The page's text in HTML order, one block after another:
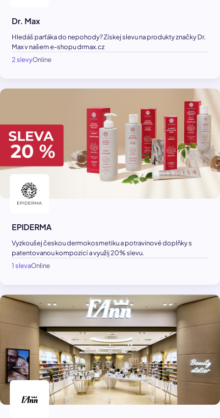
Dr. Max
Hledáš parťáka do nepohody? Získej slevu na produkty značky Dr.
Max v našem e-shopu drmax.cz
2 slevyOnline
EPIDERMA
Vyzkoušej českou dermokosmetiku a potravinové doplňky s
patentovanou kompozicí a využij 20% slevu.
1 slevaOnline